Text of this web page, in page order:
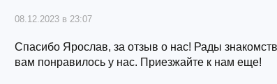
08.12.2023 в 23:07
Спасибо Ярослав, за отзыв о нас! Рады
вам понравилось у нас. Приезжайте к нам еще!